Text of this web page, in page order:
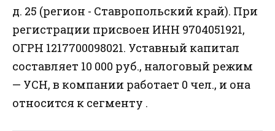
д. 25 (регион - Ставропольский край). При
регистрации присвоен ИНН 9704051921,
ОГРН 1217700098021. Уставный капитал
составляет 10 000 руб., налоговый режим
— УСН, в компании работает 0 чел., и она
относится к сегменту .